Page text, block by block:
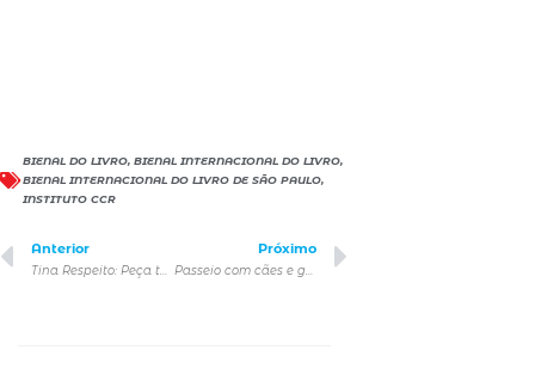
BIENAL DO LIVRO, BIENAL INTERNACIONAL DO LIVRO,
BIENAL INTERNACIONAL DO LIVRO DE SÃO PAULO,
INSTITUTO CCR
Anterior
Tina Respeito: Peça teatral revela elenco que estreia em outubro, em São Paulo
Próximo
Passeio com cães e gatos: benefícios e cuidados com os animais de estimação